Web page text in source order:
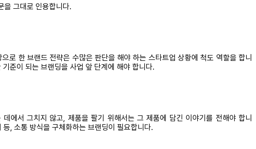
을 그대로 인용합니다.
로 한 브랜드 전략은 수많은 판단을 해야 하는 스타트업 상황에 척도 역할을 합니
준이 되는 브랜딩을 사업 앞 단계에 해야 합니다.
에서 그치지 않고, 제품을 팔기 위해서는 그 제품에 담긴 이야기를 전해야 합니
, 소통 방식을 구체화하는 브랜딩이 필요합니다.